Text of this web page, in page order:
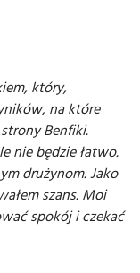
który,
na które
Benfiki.
nie będzie łatwo.
drużynom. Jako
szans. Moi
spokój i czekać